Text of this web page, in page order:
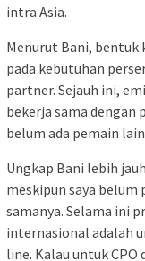
intra Asia.
Menurut Bani, bentuk
pada kebutuhan
partner. Sejauh ini,
bekerja sama dengan
belum ada pemain
Ungkap Bani lebih
meskipun saya
samanya. Selama ini
internasional adalah
line. Kalau untuk